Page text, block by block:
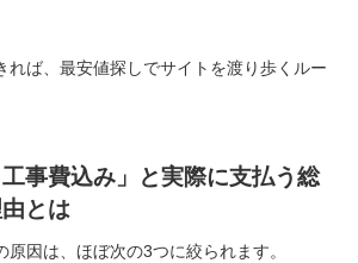
れば、最安値探しでサイトを渡り歩くルー
工事費込み」と実際に支払う総
とは
因は、ほぼ次の3つに絞られます。